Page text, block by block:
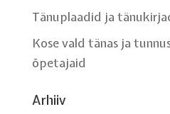
Tänuplaadid ja
Kose vald tänas ja
õpetajaid
Arhiiv